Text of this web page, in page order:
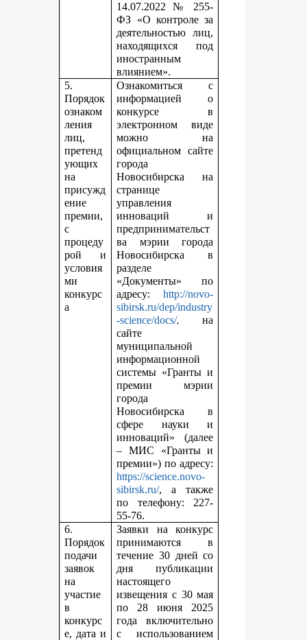
14.07.2022 № 255-
ФЗ «О контроле за
деятельностью лиц,
находящихся под
иностранным
влиянием».
5.
Порядок
ознаком
ления
лиц,
претенд
ующих
на
присужд
ение
премии,
с
процеду
рой и
условия
ми
конкурс
а
Ознакомиться с
информацией о
конкурсе в
электронном виде
можно на
официальном сайте
города
Новосибирска на
странице
управления
инноваций и
предпринимательст
ва мэрии города
Новосибирска в
разделе
«Документы» по
адресу:http://novo-
sibirsk.ru/dep/industry
-science/docs/,на
сайте
муниципальной
информационной
системы «Гранты и
премии мэрии
города
Новосибирска в
сфере науки и
инноваций» (далее
– МИС «Гранты и
премии») по адресу:
https://science.novo-
sibirsk.ru/, а также
по телефону: 227-
55-76.
6.
Порядок
подачи
заявок
на
участие
в
конкурс
е, дата и
Заявки на конкурс
принимаются в
течение 30 дней со
дня публикации
настоящего
извещения с 30 мая
по 28 июня 2025
года включительно
с использованием